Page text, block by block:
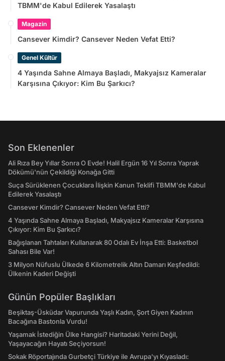
TBMM'de Kabul Edilerek Yasalaştı
Magazin
Cansever Kimdir? Cansever Neden Vefat Etti?
Genel Kültür
4 Yaşında Sahne Almaya Başladı, Makyajsız Kameralar
Karşısına Çıkıyor: Kim Bu Şarkıcı?
Son Eklenenler
Ali Rıza Bey Yıllar Sonra O Evde! Halil Ergün 16 Yıl Sonra Yaprak
Dökümü'nün Çekildiği Konağa Gitti
Suça Sürüklenen Çocuklara İlişkin Kanun Teklifi TBMM'de Kabul
Edilerek Yasalaştı
Cansever Kimdir? Cansever Neden Vefat Etti?
4 Yaşında Sahne Almaya Başladı, Makyajsız Kameralar Karşısına
Çıkıyor: Kim Bu Şarkıcı?
Bağışlanan Tahtaları Kullanarak 80 Odalı Ev İnşa Etti: Basketbol
Sahası Bile Var!
3 Milyon Nüfuslu Ülkede 6 Kilometrelik Altın Damarı Keşfedildi:
Ülkenin Kaderi Değişti
Günün Popüler Başlıkları
Beşiktaş-Üsküdar Vapurunda Yaşlı Kadın, Şort Giyen Kadının
Bacağına Bastonla Vurdu!
Yaşamak İstediğin Ülke Hangisi? Haritadaki Yerini Değil,
Yaşayacağın Hayatı Seçiyorsun!
Sokak Röportajında Gurbetçi Türkiye ile Avrupa'yı Kıyasladı: